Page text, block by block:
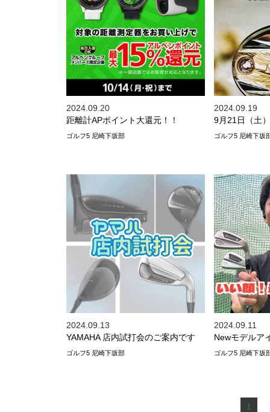
2024.09.20
距離計APポイント大還元！！
ゴルフ5 尼崎下坂部
2024.09.19
9月21日（土
ゴルフ5 尼崎下坂
2024.09.13
YAMAHA 店内試打会のご案内です
ゴルフ5 尼崎下坂部
2024.09.11
Newモデルア
ゴルフ5 尼崎下坂
1